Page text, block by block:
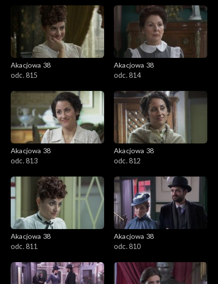
Akacjowa 38
odc. 815
Akacjowa 38
odc. 814
Akacjowa 38
odc. 813
Akacjowa 38
odc. 812
Akacjowa 38
odc. 811
Akacjowa 38
odc. 810